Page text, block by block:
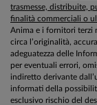
trasmesse, distribuite,
finalità commerciali o
Anima e i fornitori terzi
circa l’originalità,
adeguatezza delle
per eventuali errori,
indiretto derivante
informati della
esclusivo rischio del